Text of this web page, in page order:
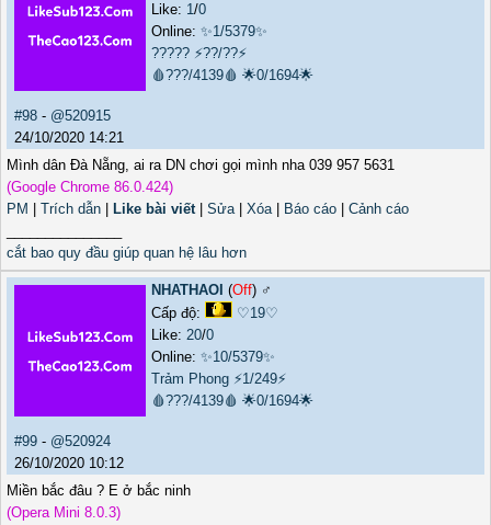
Like: 1/0
Online: ✨1/5379✨
????? ⚡??/??⚡
🩸???/4139🩸 🌟0/1694🌟
#98 - @520915
24/10/2020 14:21
Mình dân Đà Nẵng, ai ra DN chơi gọi mình nha 039 957 5631
(Google Chrome 86.0.424)
PM
Trích dẫn Like bài viết| Sửa| Xóa| Báo cáo
Cảnh cáo
cắt bao quy đầu giúp quan hệ lâu hơn
NHATHAOI (Off) ♂️
Cấp độ:
♡19♡
Like: 20/0
Online: ✨10/5379✨
Trảm Phong ⚡1/249⚡
🩸???/4139🩸 🌟0/1694🌟
#99 - @520924
26/10/2020 10:12
Miền bắc đâu ? E ở bắc ninh
(Opera Mini 8.0.3)